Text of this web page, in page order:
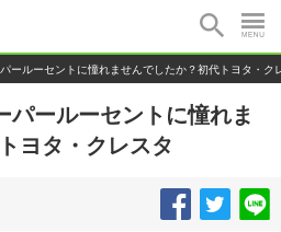
ールーセントに憧れませんでしたか？初代トヨタ・ク
パールーセントに憧れま
ヨタ・クレスタ